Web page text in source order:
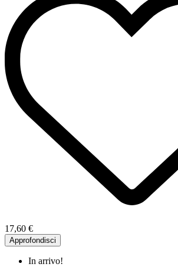
17,60 €
Approfondisci
In arrivo!